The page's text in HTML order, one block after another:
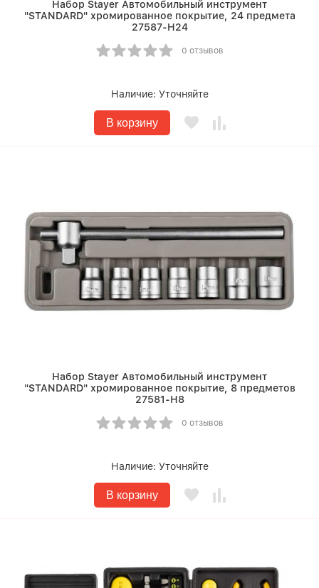
Набор Stayer Автомобильный инструмент
"STANDARD" хромированное покрытие, 24 предмета
27587-H24
0 отзывов
Наличие: Уточняйте
В корзину
Набор Stayer Автомобильный инструмент
"STANDARD" хромированное покрытие, 8 предметов
27581-H8
0 отзывов
Наличие: Уточняйте
В корзину